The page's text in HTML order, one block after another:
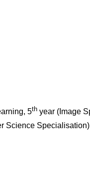
5th year (Image
Science